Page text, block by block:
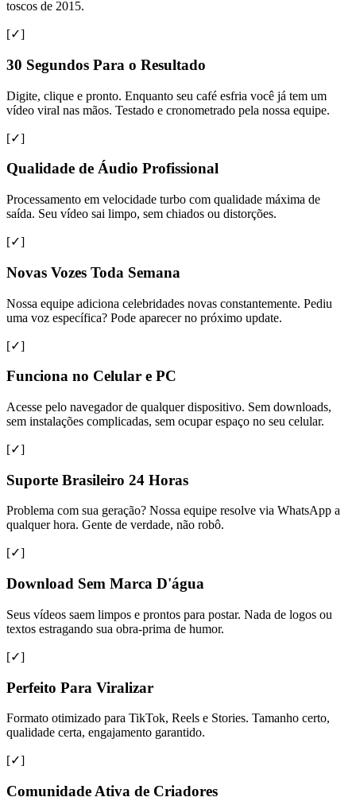
toscos de 2015.
[✓]
30 Segundos Para o Resultado
Digite, clique e pronto. Enquanto seu café esfria você já tem um
vídeo viral nas mãos. Testado e cronometrado pela nossa equipe.
[✓]
Qualidade de Áudio Profissional
Processamento em velocidade turbo com qualidade máxima de
saída. Seu vídeo sai limpo, sem chiados ou distorções.
[✓]
Novas Vozes Toda Semana
Nossa equipe adiciona celebridades novas constantemente. Pediu
uma voz específica? Pode aparecer no próximo update.
[✓]
Funciona no Celular e PC
Acesse pelo navegador de qualquer dispositivo. Sem downloads,
sem instalações complicadas, sem ocupar espaço no seu celular.
[✓]
Suporte Brasileiro 24 Horas
Problema com sua geração? Nossa equipe resolve via WhatsApp a
qualquer hora. Gente de verdade, não robô.
[✓]
Download Sem Marca D'água
Seus vídeos saem limpos e prontos para postar. Nada de logos ou
textos estragando sua obra-prima de humor.
[✓]
Perfeito Para Viralizar
Formato otimizado para TikTok, Reels e Stories. Tamanho certo,
qualidade certa, engajamento garantido.
[✓]
Comunidade Ativa de Criadores